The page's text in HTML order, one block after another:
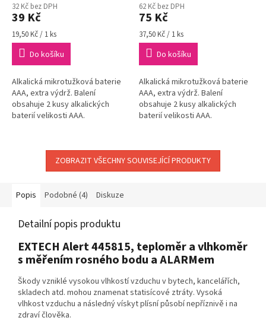
32 Kč bez DPH
39 Kč
Měrná
cena:
19,50 Kč / 1 ks
Do košíku
Alkalická mikrotužková baterie
AAA, extra výdrž. Balení
obsahuje 2 kusy alkalických
baterií velikosti AAA.
62 Kč bez DPH
75 Kč
Měrná
cena:
37,50 Kč / 1 ks
Do košíku
Alkalická mikrotužková baterie
AAA, extra výdrž. Balení
obsahuje 2 kusy alkalických
baterií velikosti AAA.
ZOBRAZIT VŠECHNY SOUVISEJÍCÍ PRODUKTY
Popis Podobné (4) Diskuze
Detailní popis produktu
EXTECH Alert 445815, teploměr a vlhkoměr
s měřením rosného bodu a ALARMem
Škody vzniklé vysokou vlhkostí vzduchu v bytech, kancelářích,
skladech atd. mohou znamenat statisícové ztráty. Vysoká
vlhkost vzduchu a následný vískyt plísní působí nepříznivě i na
zdraví člověka.